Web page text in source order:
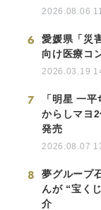
2026.08.06
6
愛媛県「災
向け医療コ
2026.03.19
7
「明星 一
からしマヨ
発売
2026.08.07
8
夢グループ
んが “宝く
介